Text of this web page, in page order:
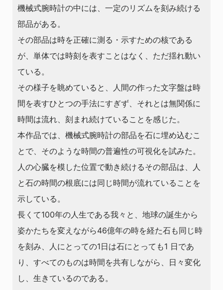
機械式腕時計の中には、一定のリズムを刻み続ける
部品がある。
その部品は時を正確に測る・示すための核である
が、単体では時刻を表すことはなく、ただ揺れ動い
ている。
その様子を眺めていると、人間の作った文字盤は時
間を表すひとつの手法にすぎず、それとは無関係に
時間は流れ、刻まれ続けていることを感じた。
本作品では、機械式腕時計の部品を石に埋め込むこ
とで、そのような時間の普遍性の可視化を試みた。
人の心臓を模した位置で動き続けるその部品は、人
と石の時間の根底には同じ時間が流れていることを
示している。
長くて100年の人生である我々と、地球の誕生から
姿かたちを変えながら46億年の時を経た石も同じ時
を刻み、人にとっての1日は石にとっても1 日であ
り、すべてのものは時間を共有しながら、日々変化
し、生きているのである。